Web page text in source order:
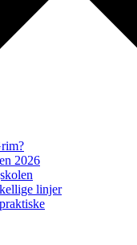
2026
linjer